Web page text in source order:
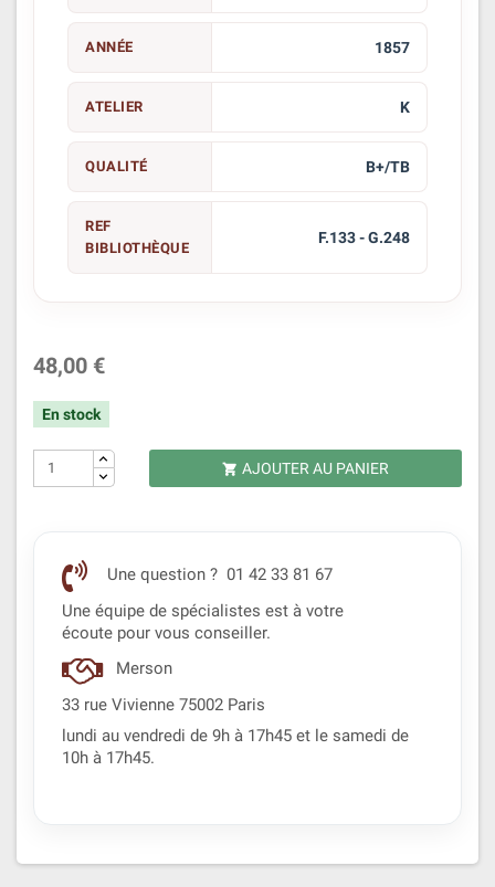
ANNÉE 1857
ATELIER K
QUALITÉ B+/TB
REF
BIBLIOTHÈQUE
F.133 - G.248
48,00 €
En stock
 AJOUTER AU PANIER
Une question ? 01 42 33 81 67
Une équipe de spécialistes est à votre
écoute pour vous conseiller.
Merson
33 rue Vivienne 75002 Paris
lundi au vendredi de 9h à 17h45 et le samedi de
10h à 17h45.